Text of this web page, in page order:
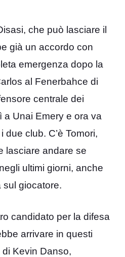
che può lasciare il
già un accordo con
emergenza dopo la
al Fenerbahce di
centrale dei
a Unai Emery e ora va
due club. C’è Tomori,
lasciare andare se
ultimi giorni, anche
giocatore.
candidato per la difesa
arrivare in questi
di Kevin Danso,